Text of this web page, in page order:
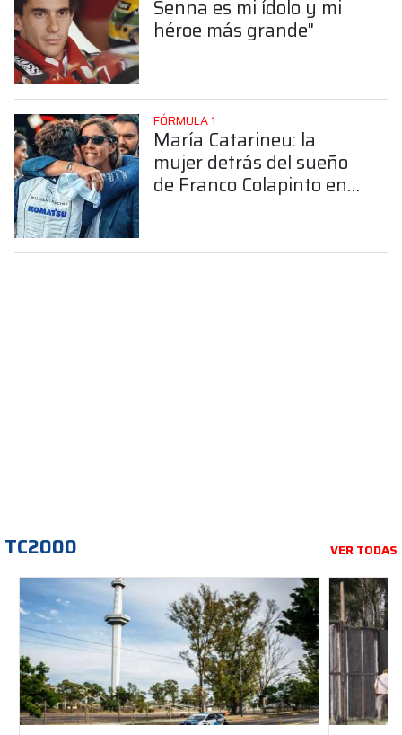
Senna es mi ídolo y mi
héroe más grande"
FÓRMULA 1
María Catarineu: la
mujer detrás del sueño
de Franco Colapinto en
TC2000 VER TODAS